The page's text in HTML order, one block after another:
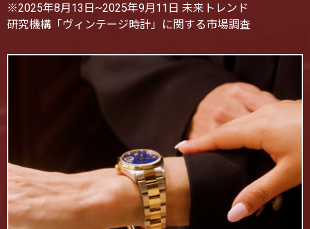
※2025年8月13日~2025年9月11日 未来トレンド
研究機構「ヴィンテージ時計」に関する市場調査